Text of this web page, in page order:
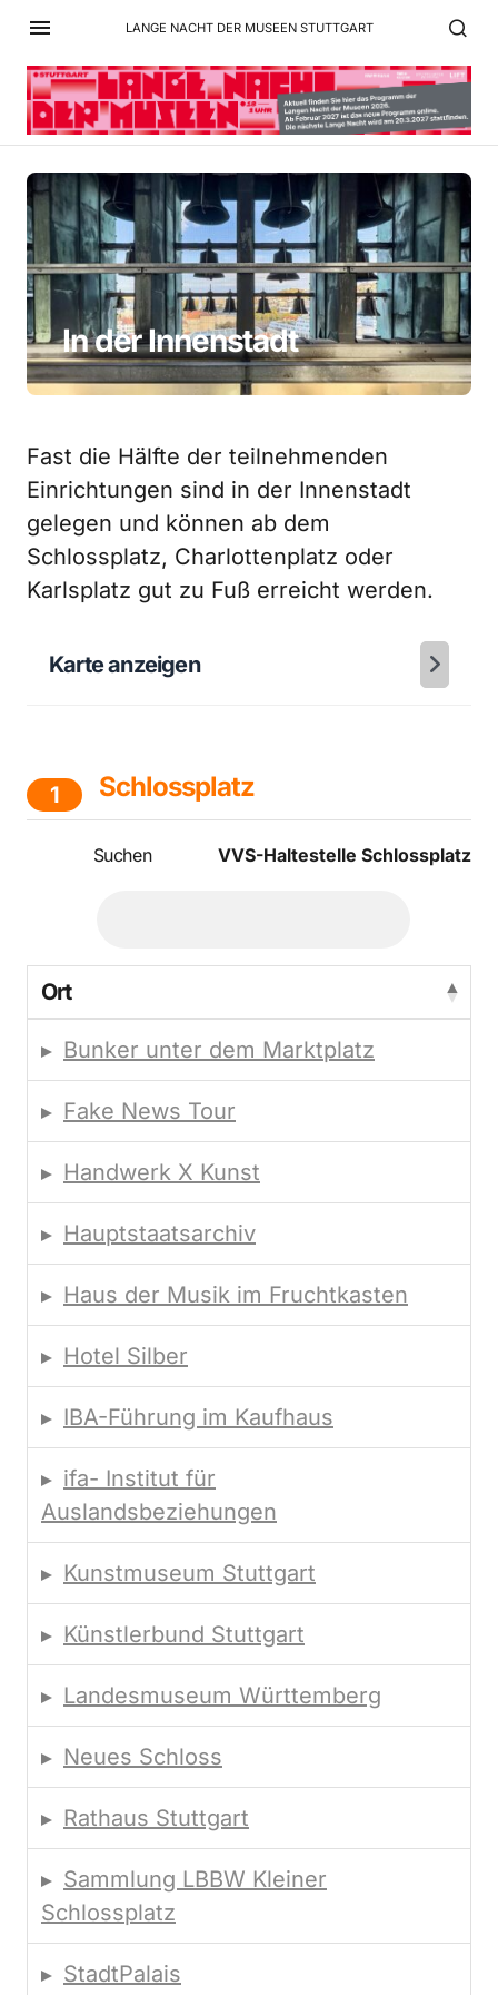
LANGE NACHT DER MUSEEN STUTTGART
In der Innenstadt
Fast die Hälfte der teilnehmenden
Einrichtungen sind in der Innenstadt
gelegen und können ab dem
Schlossplatz, Charlottenplatz oder
Karlsplatz gut zu Fuß erreicht werden.
Karte anzeigen
1 Schlossplatz
VVS-Haltestelle Schlossplatz
Suchen
Ort
Bunker unter dem Marktplatz
Fake News Tour
Handwerk X Kunst
Hauptstaatsarchiv
Haus der Musik im Fruchtkasten
Hotel Silber
IBA-Führung im Kaufhaus
ifa- Institut für
Auslandsbeziehungen
Kunstmuseum Stuttgart
Künstlerbund Stuttgart
Landesmuseum Württemberg
Neues Schloss
Rathaus Stuttgart
Sammlung LBBW Kleiner
Schlossplatz
StadtPalais